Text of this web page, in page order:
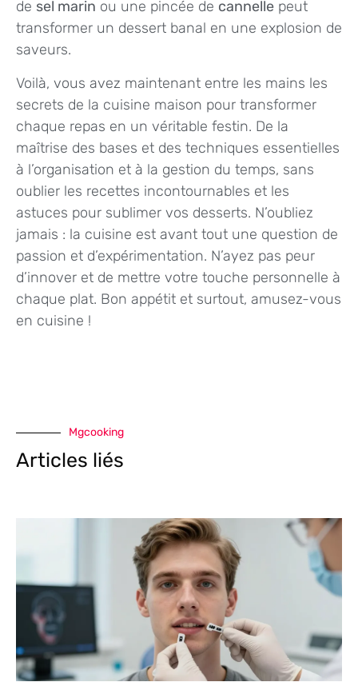
de sel marin ou une pincée de cannelle peut
transformer un dessert banal en une explosion de
saveurs.
Voilà, vous avez maintenant entre les mains les
secrets de la cuisine maison pour transformer
chaque repas en un véritable festin. De la
maîtrise des bases et des techniques essentielles
à l’organisation et à la gestion du temps, sans
oublier les recettes incontournables et les
astuces pour sublimer vos desserts. N’oubliez
jamais : la cuisine est avant tout une question de
passion et d’expérimentation. N’ayez pas peur
d’innover et de mettre votre touche personnelle à
chaque plat. Bon appétit et surtout, amusez-vous
en cuisine !
Mgcooking
Articles liés